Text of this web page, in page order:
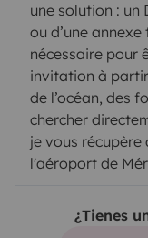
une solution : un
ou d’une
nécessaire pour
invitation à
de l’océan, des
chercher
je vous
l'aéroport de
¿Tienes